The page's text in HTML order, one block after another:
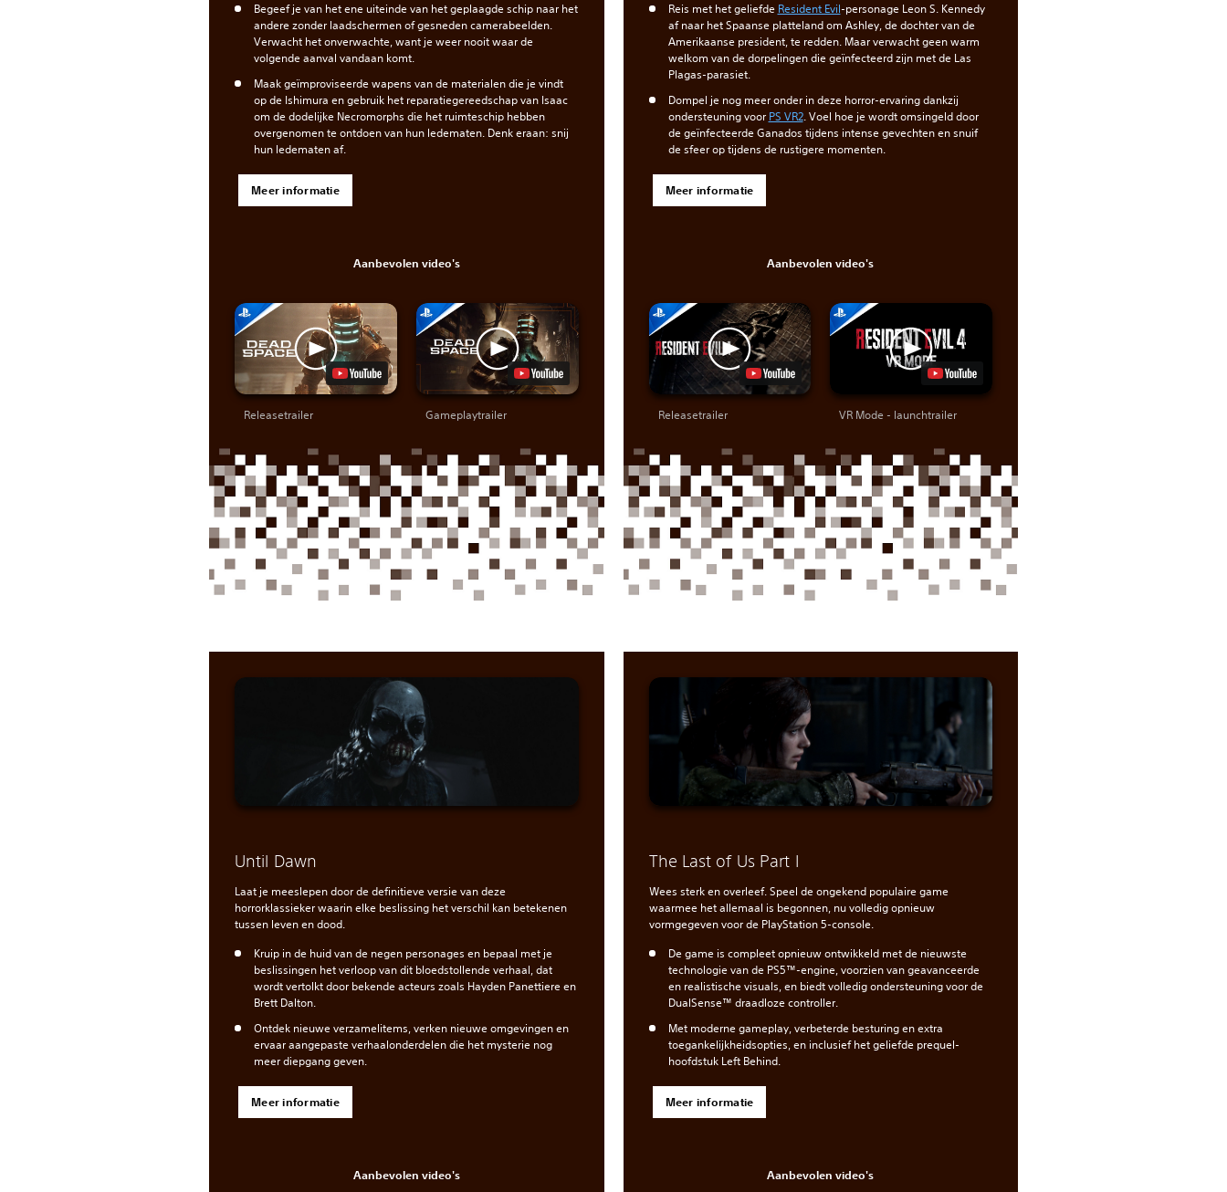
Begeef je van het ene uiteinde van het geplaagde schip naar het
andere zonder laadschermen of gesneden camerabeelden.
Verwacht het onverwachte, want je weer nooit waar de
volgende aanval vandaan komt.
Maak geïmproviseerde wapens van de materialen die je vindt
op de Ishimura en gebruik het reparatiegereedschap van Isaac
om de dodelijke Necromorphs die het ruimteschip hebben
overgenomen te ontdoen van hun ledematen. Denk eraan: snij
hun ledematen af.
Meer informatie
Aanbevolen video's
Releasetrailer Gameplaytrailer
Reis met het geliefde Resident Evil-personage Leon S. Kennedy
af naar het Spaanse platteland om Ashley, de dochter van de
Amerikaanse president, te redden. Maar verwacht geen warm
welkom van de dorpelingen die geïnfecteerd zijn met de Las
Plagas-parasiet.
Dompel je nog meer onder in deze horror-ervaring dankzij
ondersteuning voor PS VR2‎. Voel hoe je wordt omsingeld door
de geïnfecteerde Ganados tijdens intense gevechten en snuif
de sfeer op tijdens de rustigere momenten.
Meer informatie
Aanbevolen video's
Releasetrailer VR Mode - launchtrailer
Until Dawn
Laat je meeslepen door de definitieve versie van deze
horrorklassieker waarin elke beslissing het verschil kan betekenen
tussen leven en dood.
Kruip in de huid van de negen personages en bepaal met je
beslissingen het verloop van dit bloedstollende verhaal, dat
wordt vertolkt door bekende acteurs zoals Hayden Panettiere en
Brett Dalton.
Ontdek nieuwe verzamelitems, verken nieuwe omgevingen en
ervaar aangepaste verhaalonderdelen die het mysterie nog
meer diepgang geven.
Meer informatie
Aanbevolen video's
The Last of Us Part I
Wees sterk en overleef. Speel de ongekend populaire game
waarmee het allemaal is begonnen, nu volledig opnieuw
vormgegeven voor de PlayStation 5-console.
De game is compleet opnieuw ontwikkeld met de nieuwste
technologie van de PS5™-engine, voorzien van geavanceerde
en realistische visuals, en biedt volledig ondersteuning voor de
DualSense™ draadloze controller.
Met moderne gameplay, verbeterde besturing en extra
toegankelijkheidsopties, en inclusief het geliefde prequel-
hoofdstuk Left Behind.
Meer informatie
Aanbevolen video's